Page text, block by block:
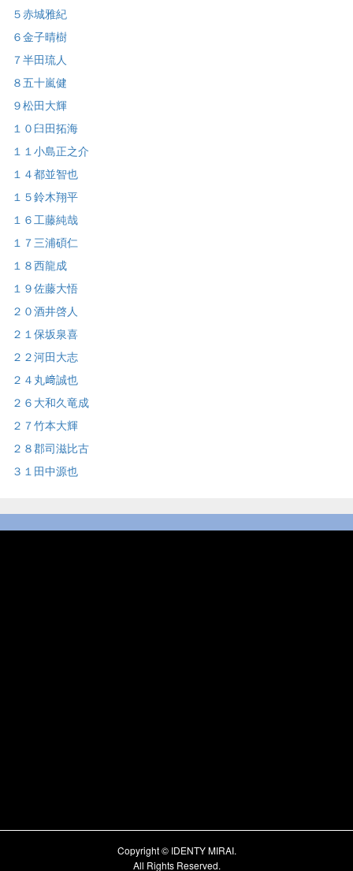
５赤城雅紀
６金子晴樹
７半田琉人
８五十嵐健
９松田大輝
１０臼田拓海
１１小島正之介
１４都並智也
１５鈴木翔平
１６工藤純哉
１７三浦碩仁
１８西龍成
１９佐藤大悟
２０酒井啓人
２１保坂泉喜
２２河田大志
２４丸﨑誠也
２６大和久竜成
２７竹本大輝
２８郡司滋比古
３１田中源也
Copyright © IDENTY MIRAI.
All Rights Reserved.